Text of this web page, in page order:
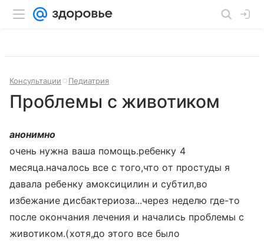
Консультации Педиатрия
Проблемы с животиком
анонимно
очень нужна ваша помощь.ребенку 4
месяца.началось все с того,что от простуды я
давала ребенку амоксицилин и субтил,во
избежание дисбактериоза...через неделю где-то
после окончания лечения и начались проблемы с
животиком.(хотя,до этого все было